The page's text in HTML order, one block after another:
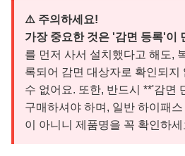
⚠️ 주의하세요!
가장 중요한 것은 '감면 등록'이
를 먼저 사서 설치했다고 해도,
록되어 감면 대상자로 확인되지
수 없어요. 또한, 반드시 **'감면
구매하셔야 하며, 일반 하이패
이 아니니 제품명을 꼭 확인하세